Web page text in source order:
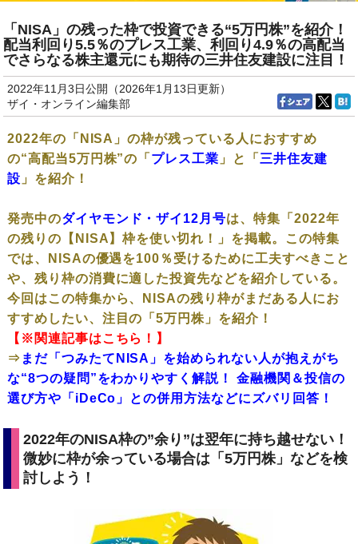
「NISA」の残った枠で投資できる“5万円株”を紹介！
配当利回り5.5％のプレス工業、利回り4.9％の高配当
でさらなる株主還元にも期待の三井住友建設に注目！
2022年11月3日公開（2026年1月13日更新）
ザイ・オンライン編集部
2022年の「NISA」の枠が残っている人におすすめ
の“高配当5万円株”の「 プレス工業 」と「 三井住友建
設 」を紹介！
発売中のダイヤモンド・ザイ12月号は、特集「2022年
の残りの【NISA】枠を使い切れ！」を掲載。この特集
では、NISAの優遇を100％受けるために工夫すべきこと
や、残り枠の消費に適した投資先などを紹介している。
今回はこの特集から、NISAの残り枠がまだある人にお
すすめしたい、注目の「5万円株」を紹介！
【※関連記事はこちら！】
⇒ まだ「つみたてNISA」を始められない人が抱えがち
な“8つの疑問”をわかりやすく解説！ 金融機関＆投信の
選び方や「iDeCo」との併用方法などにズバリ回答！
2022年のNISA枠の”余り”は翌年に持ち越せない！
微妙に枠が余っている場合は「5万円株」などを検
討しよう！